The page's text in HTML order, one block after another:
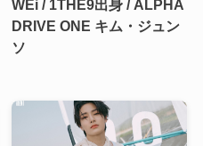
WEi / 1THE9出身 / ALPHA
DRIVE ONE キム・ジュン
ソ